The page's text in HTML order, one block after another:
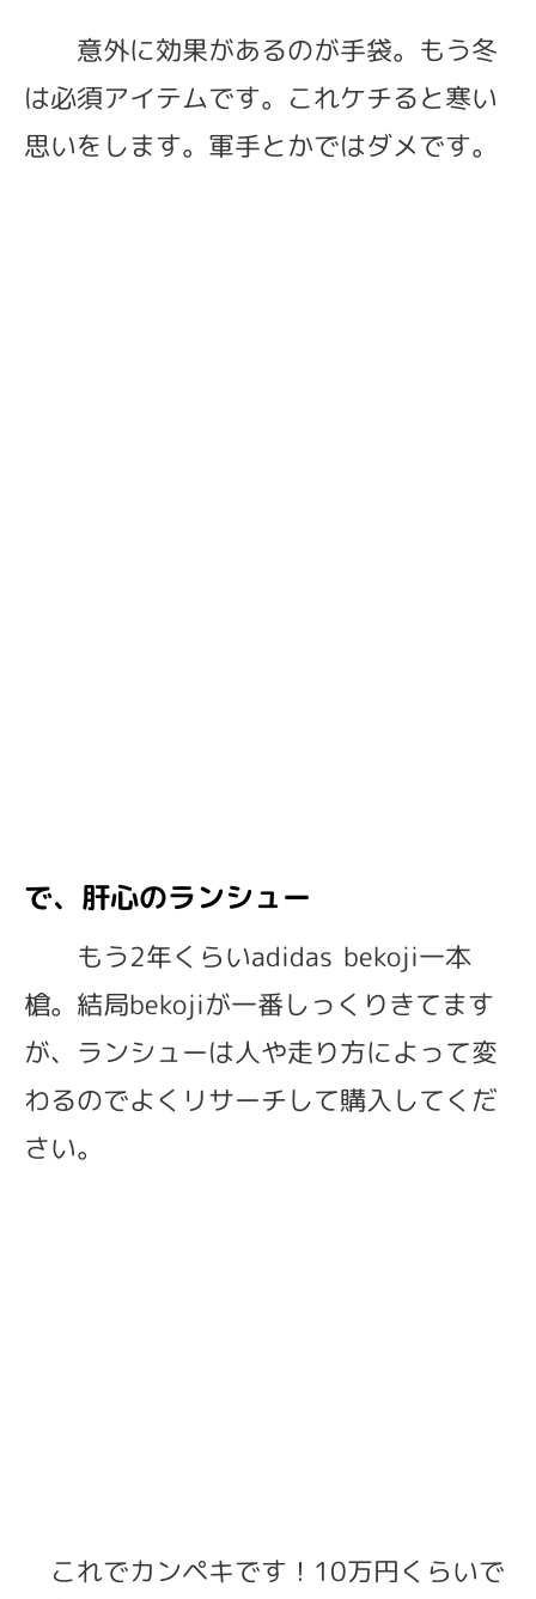
意外に効果があるのが手袋。もう冬
は必須アイテムです。これケチると寒い
思いをします。軍手とかではダメです。
で、肝心のランシュー
もう2年くらいadidas bekoji一本
槍。結局bekojiが一番しっくりきてます
が、ランシューは人や走り方によって変
わるのでよくリサーチして購入してくだ
さい。
これでカンペキです！10万円くらいで